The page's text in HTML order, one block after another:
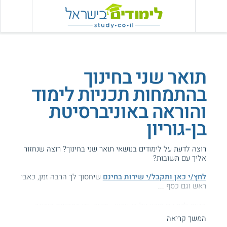
תואר שני בחינוך
בהתמחות תכניות לימוד
והוראה באוניברסיטת
בן-גוריון
רוצה לדעת על לימודים בנושאי תואר שני בחינוך? רוצה שנחזור
אליך עם תשובות?
לחץ/י כאן ותקבל/י שירות בחינם שיחסוך לך הרבה זמן, כאבי
ראש וגם כסף ...
המשך קריאה